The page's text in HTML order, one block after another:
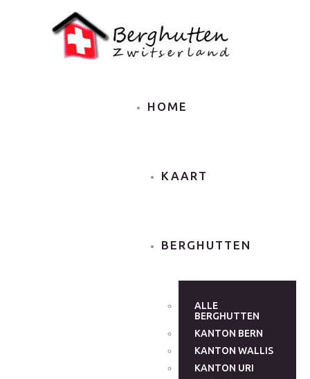
HOME
KAART
BERGHUTTEN
ALLE
BERGHUTTEN
KANTON BERN
KANTON WALLIS
KANTON URI